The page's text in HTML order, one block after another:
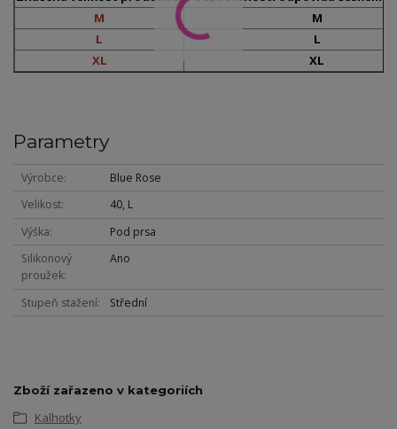
M
M
L
L
XL
XL
Parametry
Výrobce
Blue Rose
Velikost
40, L
Výška
Pod prsa
Silikonový
proužek
Ano
Stupeň stažení Střední
Zboží zařazeno v kategoriích
Kalhotky